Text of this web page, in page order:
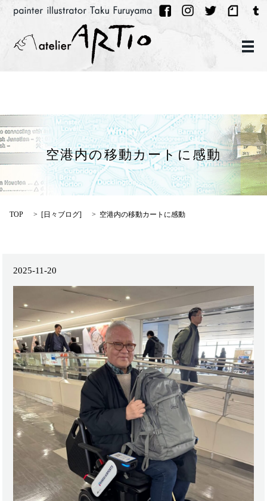
メ
空港内の移動カートに感動
TOP [日々ブログ] 空港内の移動カートに感動
2025-11-20